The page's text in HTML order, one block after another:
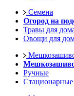
Семена
Огород на
Травы для
Овощи для
Ручные
Стационарные